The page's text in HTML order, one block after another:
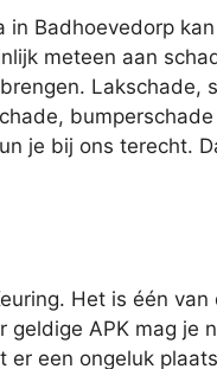
Badhoevedorp
meteen aan
Lakschade,
je bij ons terecht.
Het is één
APK mag je
er een ongeluk